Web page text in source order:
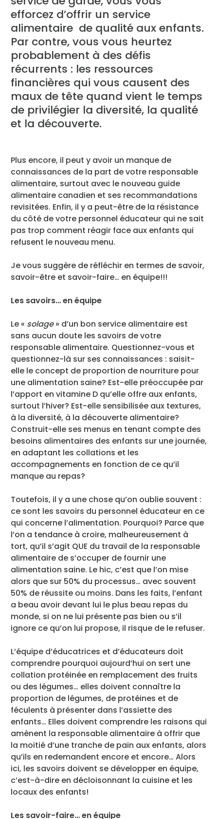
efforcez d’offrir un service
alimentaire de qualité aux enfants.
Par contre, vous vous heurtez
probablement à des défis
récurrents : les ressources
financières qui vous causent des
maux de tête quand vient le temps
de privilégier la diversité, la qualité
et la découverte.
Plus encore, il peut y avoir un manque de
connaissances de la part de votre responsable
alimentaire, surtout avec le nouveau guide
alimentaire canadien et ses recommandations
revisitées. Enfin, il y a peut-être de la résistance
du côté de votre personnel éducateur qui ne sait
pas trop comment réagir face aux enfants qui
refusent le nouveau menu.
Je vous suggère de réfléchir en termes de savoir,
savoir-être et savoir-faire… en équipe!!!
Les savoirs… en équipe
Le « solage» d’un bon service alimentaire est
sans aucun doute les savoirs de votre
responsable alimentaire. Questionnez-vous et
questionnez-là sur ses connaissances : saisit-
elle le concept de proportion de nourriture pour
une alimentation saine? Est-elle préoccupée par
l’apport en vitamine D qu’elle offre aux enfants,
surtout l’hiver? Est-elle sensibilisée aux textures,
à la diversité, à la découverte alimentaire?
Construit-elle ses menus en tenant compte des
besoins alimentaires des enfants sur une journée,
en adaptant les collations et les
accompagnements en fonction de ce qu’il
manque au repas?
Toutefois, il y a une chose qu’on oublie souvent :
ce sont les savoirs du personnel éducateur en ce
qui concerne l’alimentation. Pourquoi? Parce que
l’on a tendance à croire, malheureusement à
tort, qu’il s’agit QUE du travail de la responsable
alimentaire de s’occuper de fournir une
alimentation saine. Le hic, c’est que l’on mise
alors que sur 50% du processus… avec souvent
50% de réussite ou moins. Dans les faits, l’enfant
a beau avoir devant lui le plus beau repas du
monde, si on ne lui présente pas bien ou s’il
ignore ce qu’on lui propose, il risque de le refuser.
L’équipe d’éducatrices et d’éducateurs doit
comprendre pourquoi aujourd’hui on sert une
collation protéinée en remplacement des fruits
ou des légumes… elles doivent connaître la
proportion de légumes, de protéines et de
féculents à présenter dans l’assiette des
enfants… Elles doivent comprendre les raisons qui
amènent la responsable alimentaire à offrir que
la moitié d’une tranche de pain aux enfants, alors
qu’ils en redemandent encore et encore… Alors
ici, les savoirs doivent se développer en équipe,
c’est-à-dire en décloisonnant la cuisine et les
locaux des enfants!
Les savoir-faire… en équipe